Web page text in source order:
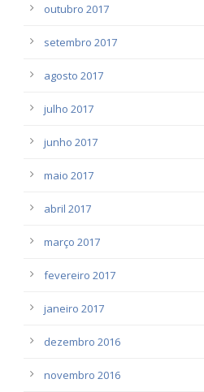
outubro 2017
setembro 2017
agosto 2017
julho 2017
junho 2017
maio 2017
abril 2017
março 2017
fevereiro 2017
janeiro 2017
dezembro 2016
novembro 2016